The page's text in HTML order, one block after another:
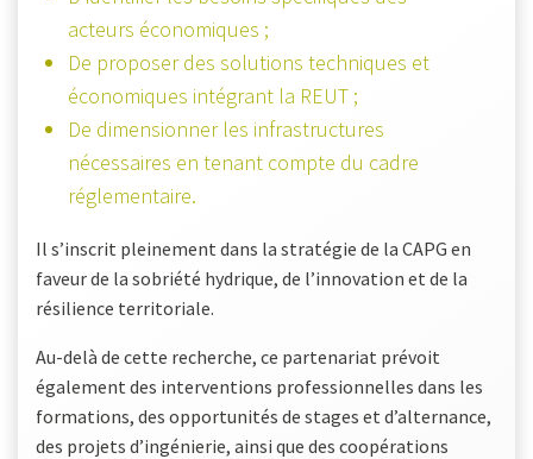
acteurs économiques ;
De proposer des solutions techniques et
économiques intégrant la REUT ;
De dimensionner les infrastructures
nécessaires en tenant compte du cadre
réglementaire.
Il s’inscrit pleinement dans la stratégie de la CAPG en
faveur de la sobriété hydrique, de l’innovation et de la
résilience territoriale.
Au-delà de cette recherche, ce partenariat prévoit
également des interventions professionnelles dans les
formations, des opportunités de stages et d’alternance,
des projets d’ingénierie, ainsi que des coopérations